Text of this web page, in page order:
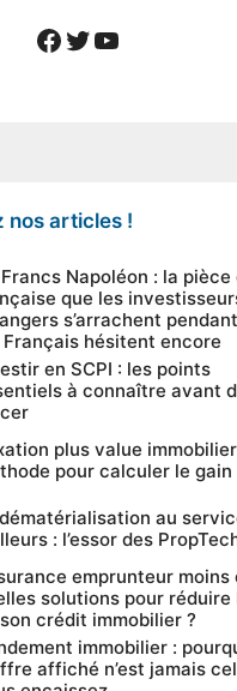
Facebook
Twitter
YouTube
nos articles !
Napoléon : la pièce
que les
s’arrachent
Français hésitent encore
en SCPI : les points
à connaître avant
plus value
pour calculer le gain
au
: l’essor des
emprunteur moins
solutions pour réduire
crédit immobilier ?
immobilier :
affiché n’est jamais